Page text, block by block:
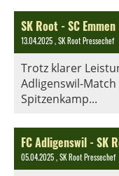
SK Root - SC
13.04.2025, SK Root Pressechef
Trotz klarer
Adligenswil-
Spitzenkamp...
FC Adligenswil - SK
05.04.2025, SK Root Pressechef